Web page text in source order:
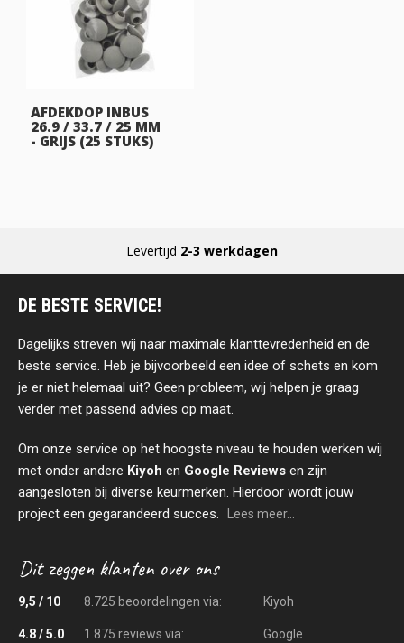
AFDEKDOP INBUS
26.9 / 33.7 / 25 MM
- GRIJS (25 STUKS)
Levertijd 2-3 werkdagen
DE BESTE SERVICE!
Dagelijks streven wij naar maximale klanttevredenheid en de
beste service. Heb je bijvoorbeeld een idee of schets en kom
je er niet helemaal uit? Geen probleem, wij helpen je graag
verder met passend advies op maat.
Om onze service op het hoogste niveau te houden werken wij
met onder andere Kiyoh en Google Reviews en zijn
aangesloten bij diverse keurmerken. Hierdoor wordt jouw
project een gegarandeerd succes.
Lees meer...
9,5 / 10 8.725 beoordelingen via: Kiyoh
4.8 / 5.0 1.875 reviews via: Google